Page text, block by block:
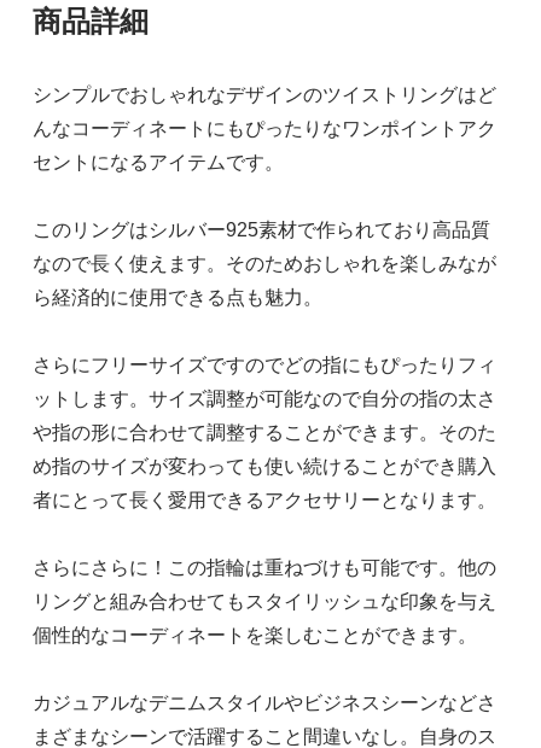
商品詳細
シンプルでおしゃれなデザインのツイストリングはど
んなコーディネートにもぴったりなワンポイントアク
セントになるアイテムです。
このリングはシルバー925素材で作られており高品質
なので長く使えます。そのためおしゃれを楽しみなが
ら経済的に使用できる点も魅力。
さらにフリーサイズですのでどの指にもぴったりフィ
ットします。サイズ調整が可能なので自分の指の太さ
や指の形に合わせて調整することができます。そのた
め指のサイズが変わっても使い続けることができ購入
者にとって長く愛用できるアクセサリーとなります。
さらにさらに！この指輪は重ねづけも可能です。他の
リングと組み合わせてもスタイリッシュな印象を与え
個性的なコーディネートを楽しむことができます。
カジュアルなデニムスタイルやビジネスシーンなどさ
まざまなシーンで活躍すること間違いなし。自身のス